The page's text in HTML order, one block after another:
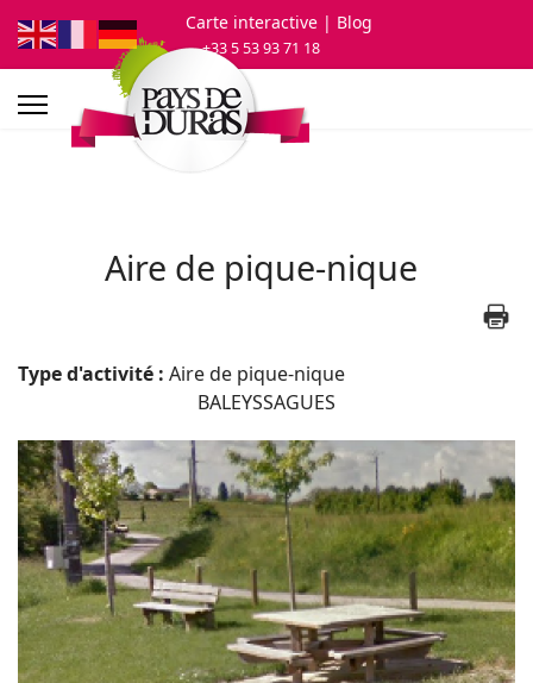
Carte interactive| Blog
+33 5 53 93 71 18
Aire de pique-nique
Type d'activité : Aire de pique-nique
BALEYSSAGUES